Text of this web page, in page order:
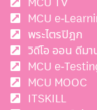
MCU e-
พระไตรปิฎก
วิดีโอ ออน ดีม
MCU e-
MCU MOOC
ITSKILL